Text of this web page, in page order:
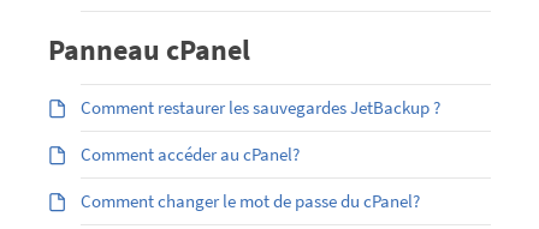
Panneau cPanel
Comment restaurer les sauvegardes JetBackup ?
Comment accéder au cPanel?
Comment changer le mot de passe du cPanel?